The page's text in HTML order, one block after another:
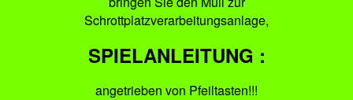
Schrottplatzverarbeitungsanlage,
SPIELANLEITUNG :
angetrieben von Pfeiltasten!!!